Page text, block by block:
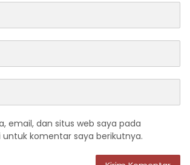
email, dan situs web saya pada
komentar saya berikutnya.